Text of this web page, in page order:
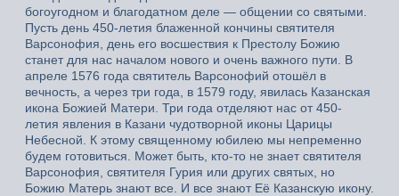
богоугодном и благодатном деле — общении со святыми.
Пусть день 450-летия блаженной кончины святителя
Варсонофия, день его восшествия к Престолу Божию
станет для нас началом нового и очень важного пути. В
апреле 1576 года святитель Варсонофий отошёл в
вечность, а через три года, в 1579 году, явилась Казанская
икона Божией Матери. Три года отделяют нас от 450-
летия явления в Казани чудотворной иконы Царицы
Небесной. К этому священному юбилею мы непременно
будем готовиться. Может быть, кто-то не знает святителя
Варсонофия, святителя Гурия или других святых, но
Божию Матерь знают все. И все знают Её Казанскую икону.